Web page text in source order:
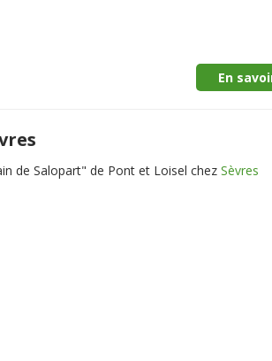
En
de Salopart" de Pont et Loisel chez Sèvres